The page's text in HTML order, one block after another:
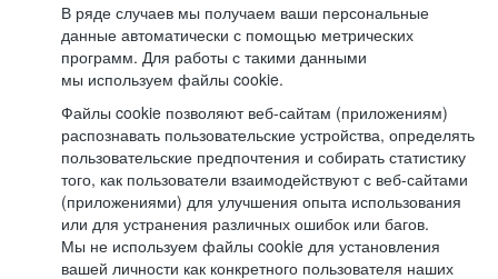
В ряде случаев мы получаем ваши персональные
данные автоматически с помощью метрических
программ. Для работы с такими данными
мы используем файлы cookie.
Файлы cookie позволяют веб-сайтам (приложениям)
распознавать пользовательские устройства, определять
пользовательские предпочтения и собирать статистику
того, как пользователи взаимодействуют с веб-сайтами
(приложениями) для улучшения опыта использования
или для устранения различных ошибок или багов.
Мы не используем файлы cookie для установления
вашей личности как конкретного пользователя наших